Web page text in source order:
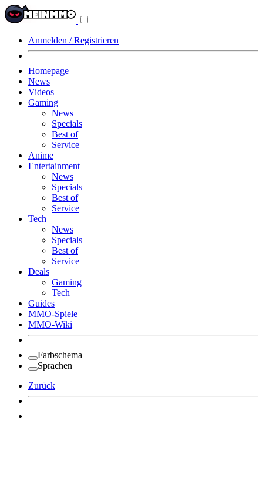
Anmelden / Registrieren
Homepage
News
Videos
Gaming
News
Specials
Best of
Service
Anime
Entertainment
News
Specials
Best of
Service
Tech
News
Specials
Best of
Service
Deals
Gaming
Tech
Guides
MMO-Spiele
MMO-Wiki
Farbschema
Sprachen
Zurück